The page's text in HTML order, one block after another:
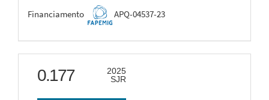
FAPEMIG
Financiamento APQ-04537-23
scimago
0.177
2025
SJR